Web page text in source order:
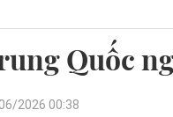
Quốc
2026 00:38